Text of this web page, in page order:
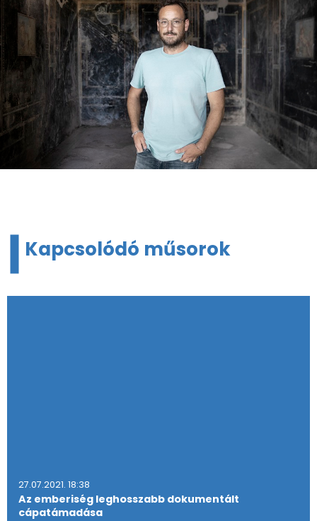
Kapcsolódó műsorok
27.07.2021. 18:38
Az emberiség leghosszabb dokumentált
cápatámadása